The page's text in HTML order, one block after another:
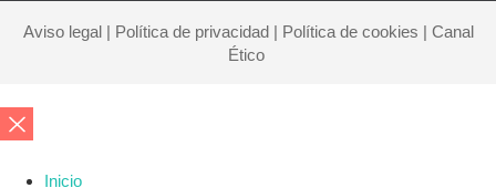
Aviso legal| Política de privacidad| Política de cookies | Canal
Ético
Inicio